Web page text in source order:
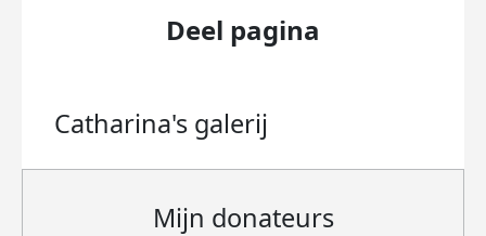
Deel pagina
Catharina's galerij
Mijn donateurs